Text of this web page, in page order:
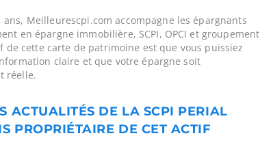
ans, Meilleurescpi.com accompagne les épargnants
en épargne immobilière, SCPI, OPCI et groupement
de cette carte de patrimoine est que vous puissiez
claire et que votre épargne soit
réelle.
ACTUALITÉS DE LA SCPI PERIAL
PROPRIÉTAIRE DE CET ACTIF